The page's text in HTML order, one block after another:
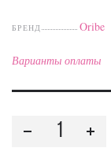
БРЕНД Oribe
Варианты оплаты